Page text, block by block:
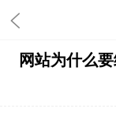
网站为什么